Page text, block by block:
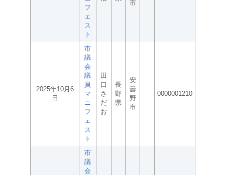
フ
ェ
ス
ト
市
2025年10月6
日
市
議
会
議
員
マ
ニ
フ
ェ
ス
ト
田
口
さ
だ
お
長
野
県
安
曇
野
市
0000001210
市
議
会